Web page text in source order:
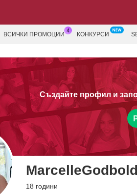
ВСИЧКИ ПРОМОЦИИ КОНКУРСИ
Създайте профил и
MarcelleGodbold
18 години